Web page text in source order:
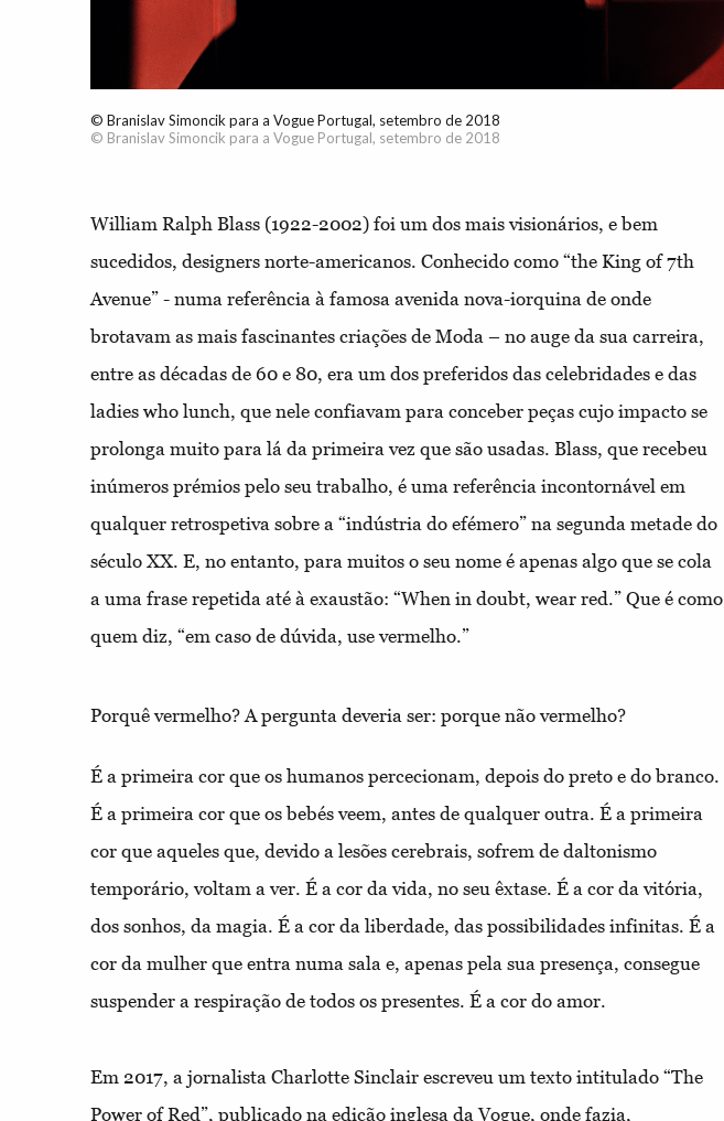
© Branislav Simoncik para a Vogue Portugal, setembro de 2018
© Branislav Simoncik para a Vogue Portugal, setembro de 2018
William Ralph Blass (1922-2002) foi um dos mais visionários, e bem
sucedidos, designers norte-americanos. Conhecido como “the King of 7th
Avenue” - numa referência à famosa avenida nova-iorquina de onde
brotavam as mais fascinantes criações de Moda – no auge da sua carreira,
entre as décadas de 60 e 80, era um dos preferidos das celebridades e das
ladies who lunch, que nele confiavam para conceber peças cujo impacto se
prolonga muito para lá da primeira vez que são usadas. Blass, que recebeu
inúmeros prémios pelo seu trabalho, é uma referência incontornável em
qualquer retrospetiva sobre a “indústria do efémero” na segunda metade do
século XX. E, no entanto, para muitos o seu nome é apenas algo que se cola
a uma frase repetida até à exaustão: “When in doubt, wear red.” Que é como
quem diz, “em caso de dúvida, use vermelho.”
Porquê vermelho? A pergunta deveria ser: porque não vermelho?
É a primeira cor que os humanos percecionam, depois do preto e do branco.
É a primeira cor que os bebés veem, antes de qualquer outra. É a primeira
cor que aqueles que, devido a lesões cerebrais, sofrem de daltonismo
temporário, voltam a ver. É a cor da vida, no seu êxtase. É a cor da vitória,
dos sonhos, da magia. É a cor da liberdade, das possibilidades infinitas. É a
cor da mulher que entra numa sala e, apenas pela sua presença, consegue
suspender a respiração de todos os presentes. É a cor do amor.
Em 2017, a jornalista Charlotte Sinclair escreveu um texto intitulado “The
Power of Red”, publicado na edição inglesa da Vogue, onde fazia,